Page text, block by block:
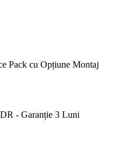
Pack cu Opțiune Montaj
- Garanție 3 Luni